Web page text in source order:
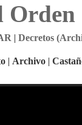
Orden
| Decretos
| Archivo |